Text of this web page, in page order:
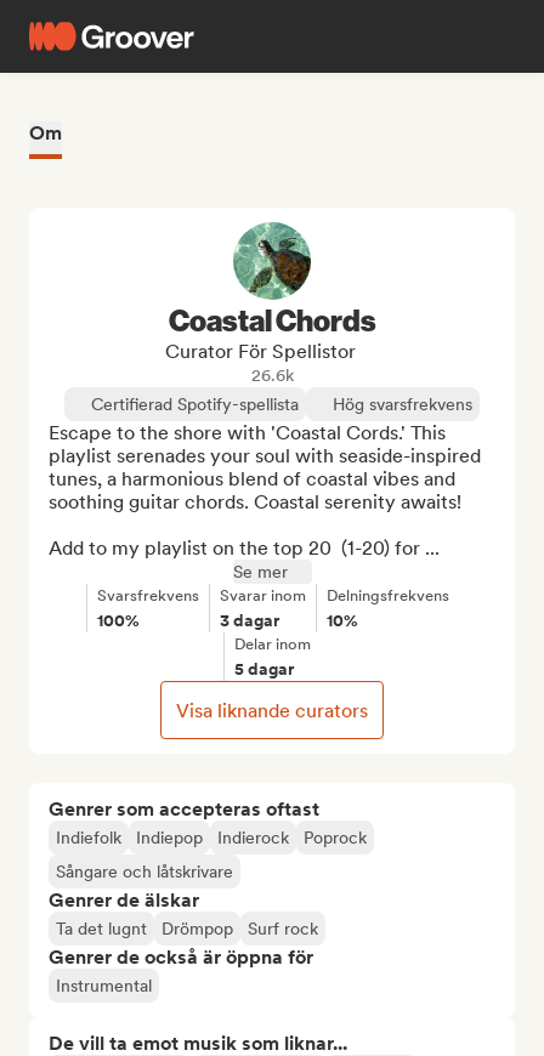
Om
Genrer som accepteras oftast
Indiefolk Indiepop Indierock
Poprock
Sångare och låtskrivare
Genrer de älskar
Ta det lugnt Drömpop Surf rock
Genrer de också är öppna för
Instrumental
De vill ta emot musik som liknar...
Coastal Chords
Curator För Spellistor
26.6k
Certifierad Spotify-spellista
Hög svarsfrekvens
Escape to the shore with 'Coastal Cords.' This
playlist serenades your soul with seaside-inspired
tunes, a harmonious blend of coastal vibes and
soothing guitar chords. Coastal serenity awaits!
Add to my playlist on the top 20  (1-20) for ...
Se mer
Svarsfrekvens
100%
Svarar inom
3 dagar
Delningsfrekvens
10%
Delar inom
5 dagar
Visa liknande curators